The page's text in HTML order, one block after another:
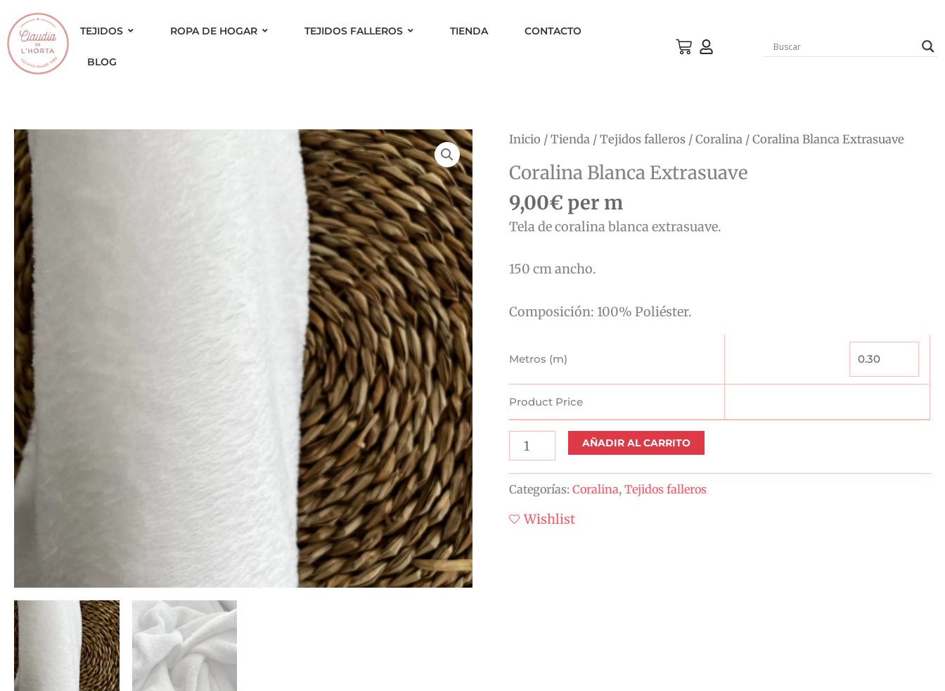
al
contenido
TEJIDOS ROPA DE HOGAR TEJIDOS FALLEROS TIENDA CONTACTO
BLOG
Inicio /Tienda /Tejidos falleros /Coralina / Coralina Blanca Extrasuave
Coralina Blanca Extrasuave
9,00€ per m
Tela de coralina blanca extrasuave.
150 cm ancho.
Composición: 100% Poliéster.
Metros (m)
Product Price
Coralina
Extrasuave
cantidad
AÑADIR AL CARRITO
Categorías:Coralina,Tejidos falleros
Wishlist